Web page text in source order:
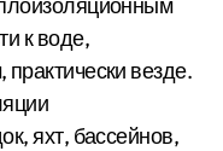
к воде,
везде.
яхт, бассейнов,